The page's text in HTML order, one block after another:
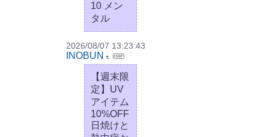
10 メン
タル
2026/08/07 13:23:43
INOBUN
【週末限
定】UV
アイテム
10%OFF
日焼けと